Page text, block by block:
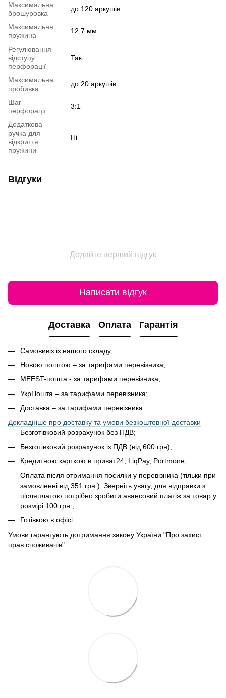
Максимальна
брошуровка
до 120 аркушів
Максимальна
пружина
12,7 мм
Регулювання
відступу
перфорації
Так
Максимальна
пробивка
до 20 аркушів
Шаг
перфорації
3:1
Додаткова
ручка для
відкриття
пружини
Ні
Відгуки
Додайте перший відгук
Написати відгук
Доставка Оплата Гарантія
Самовивіз із нашого складу;
Новою поштою – за тарифами перевізника;
MEEST-пошта - за тарифами перевізника;
УкрПошта – за тарифами перевізника;
Доставка – за тарифами перевізника.
Докладніше про доставку та умови безкоштовної доставки
Безготівковий розрахунок без ПДВ;
Безготівковий розрахунок із ПДВ (від 600 грн);
Кредитною карткою в приват24, LiqPay, Portmone;
Оплата після отримання посилки у перевізника (тільки при
замовленні від 351 грн.). Зверніть увагу, для відправки з
післяплатою потрібно зробити авансовий платіж за товар у
розмірі 100 грн.;
Готівкою в офісі.
Умови гарантують дотримання закону України "Про захист
прав споживачів".